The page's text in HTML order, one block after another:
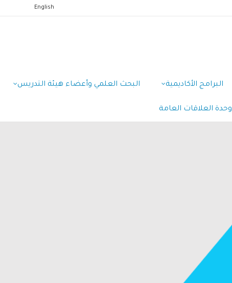
English
البرامج الأكاديمية البحث العلمي وأعضاء هيئة التدريس
وحدة العلاقات العامة